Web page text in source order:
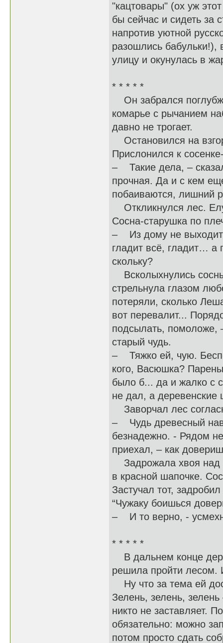
"кацтовары" (ох уж
бы сейчас и сидеть за
напротив уютной
разошлись бабульки!),
улицу и окунулась в
* * * * *
Он забрался
комарье с рычанием
давно не трогает.
Остановился на
Прислонился к
– Такие дела, –
прочная. Да и с кем
побаиваются, лишний
Откликнулся лес.
Сосна-старушка по
– Из дому не выходит
гладит всё, гладит… а
скольку?
Всколыхнулись
стрельнула глазом
потеряли, сколько
вот перевалит...
подсылать, помоложе,
старый чудь.
– Тяжко ей, чую.
кого, Васюшка?
было б... да и жалко с
не дал, а деревенские
Заворчал лес
– Чудь древесный
безнадежно. - Рядом
приехал, – как
Задрожала хвоя над
в красной шапочке.
Застучал тот,
“Чужаку боишься
– И то верно, -
* * * * *
В дальнем конце
решила пройти лесом.
Ну что за тема ей
Зелень, зелень,
никто не заставляет.
обязательно: можно
потом просто сдать